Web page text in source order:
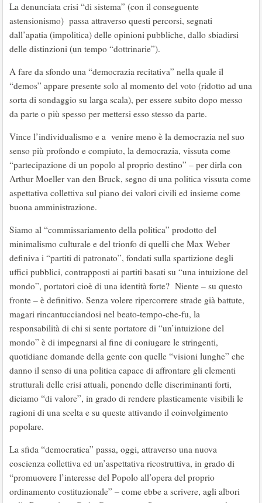
La denunciata crisi “di sistema” (con il conseguente
astensionismo) passa attraverso questi percorsi, segnati
dall’apatia (impolitica) delle opinioni pubbliche, dallo sbiadirsi
delle distinzioni (un tempo “dottrinarie”).
A fare da sfondo una “democrazia recitativa” nella quale il
“demos” appare presente solo al momento del voto (ridotto ad una
sorta di sondaggio su larga scala), per essere subito dopo messo
da parte o più spesso per mettersi esso stesso da parte.
Vince l’individualismo e a venire meno è la democrazia nel suo
senso più profondo e compiuto, la democrazia, vissuta come
“partecipazione di un popolo al proprio destino” – per dirla con
Arthur Moeller van den Bruck, segno di una politica vissuta come
aspettativa collettiva sul piano dei valori civili ed insieme come
buona amministrazione.
Siamo al “commissariamento della politica” prodotto del
minimalismo culturale e del trionfo di quelli che Max Weber
definiva i “partiti di patronato”, fondati sulla spartizione degli
uffici pubblici, contrapposti ai partiti basati su “una intuizione del
mondo”, portatori cioè di una identità forte? Niente – su questo
fronte – è definitivo. Senza volere ripercorrere strade già battute,
magari rincantucciandosi nel beato-tempo-che-fu, la
responsabilità di chi si sente portatore di “un’intuizione del
mondo” è di impegnarsi al fine di coniugare le stringenti,
quotidiane domande della gente con quelle “visioni lunghe” che
danno il senso di una politica capace di affrontare gli elementi
strutturali delle crisi attuali, ponendo delle discriminanti forti,
diciamo “di valore”, in grado di rendere plasticamente visibili le
ragioni di una scelta e su queste attivando il coinvolgimento
popolare.
La sfida “democratica” passa, oggi, attraverso una nuova
coscienza collettiva ed un’aspettativa ricostruttiva, in grado di
“promuovere l’interesse del Popolo all’opera del proprio
ordinamento costituzionale” – come ebbe a scrivere, agli albori